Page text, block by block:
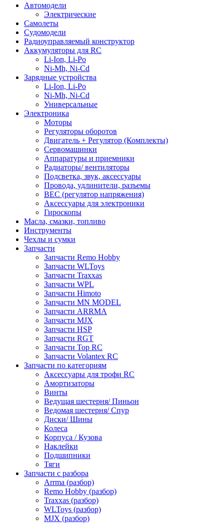
Автомодели
Электрические
Самолеты
Судомодели
Радиоуправляемый конструктор
Аккумуляторы для RC
Li-Ion, Li-Po
Ni-Mh, Ni-Cd
Зарядные устройства
Li-Ion, Li-Po
Ni-Mh, Ni-Cd
Универсальные
Электроника
Моторы
Регуляторы оборотов
Двигатель + Регулятор (Комплекты)
Сервомашинки
Аппаратуры и приемники
Радиаторы/ вентиляторы
Подсветка, звук, аксессуары
Провода, удлинители, разъемы
BEC (регулятор напряжения)
Аксессуары для электроники
Гироскопы
Масла, смазки, топливо
Инструменты
Чехлы и сумки
Запчасти
Запчасти Remo Hobby
Запчасти WLToys
Запчасти Traxxas
Запчасти WPL
Запчасти Himoto
Запчасти MN MODEL
Запчасти ARRMA
Запчасти MJX
Запчасти HSP
Запчасти RGT
Запчасти Top RC
Запчасти Volantex RC
Запчасти по категориям
Аксессуары для трофи RC
Амортизаторы
Винты
Ведущая шестерня/ Пиньон
Ведомая шестерня/ Спур
Диски/ Шины
Колеса
Корпуса / Кузова
Наклейки
Подшипники
Тяги
Запчасти с разбора
Arrma (разбор)
Remo Hobby (разбор)
Traxxas (разбор)
WLToys (разбор)
MJX (разбор)